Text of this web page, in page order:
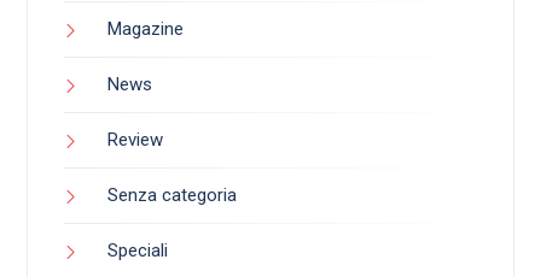
Magazine
News
Review
Senza categoria
Speciali